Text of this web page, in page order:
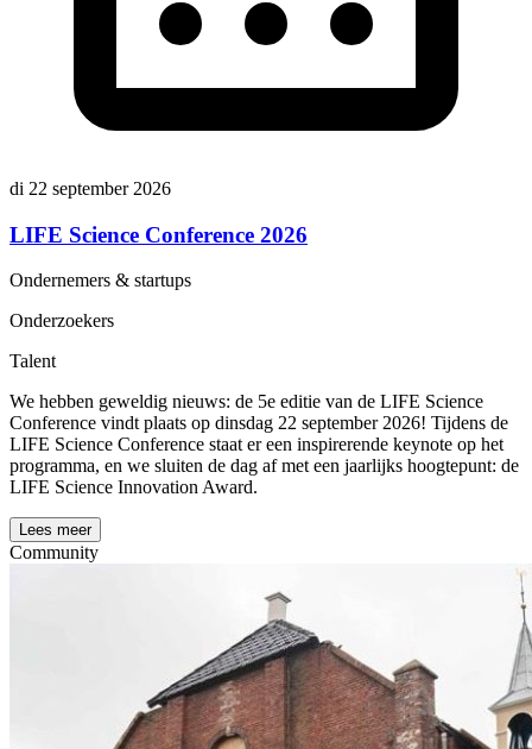
di 22 september 2026
LIFE Science Conference 2026
Ondernemers & startups
Onderzoekers
Talent
We hebben geweldig nieuws: de 5e editie van de LIFE Science
Conference vindt plaats op dinsdag 22 september 2026! Tijdens de
LIFE Science Conference staat er een inspirerende keynote op het
programma, en we sluiten de dag af met een jaarlijks hoogtepunt: de
LIFE Science Innovation Award.
Lees meer
Community